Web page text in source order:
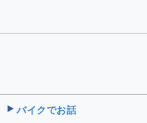
バイクでお話